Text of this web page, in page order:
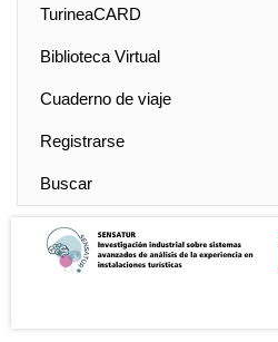
TurineaCARD
Biblioteca Virtual
Cuaderno de viaje
Registrarse
Buscar